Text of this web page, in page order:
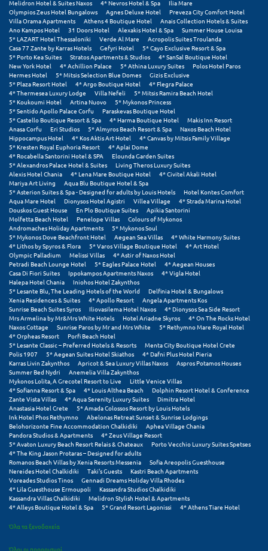
Πάργα
Παρνασσός
Πάρος
Πάτμος
Πάτρα
Παύλιανη
Πειραιάς
Πελοπόννησος
Πήλιο
Πιερία
Πλαταμώνας
Πλύτρα Λακωνίας
Πόρος
Πόρτο Χέλι
Πρέβεζα
Πύλος
Πύργος
Ρ
Ρέθυμνο
Ρίο
Ρόδος
Σ
Melidron Hotel & Suites Naxos
4* Nevros Hotel & Spa
Ilia Mare
Olympios Zeus Hotel Bungalows
Agnes Deluxe Hotel
Preveza City Comfort Hotel
Villa Orama Apartments
Athens 4 Boutique Hotel
Anais Collection Hotels & Suites
Ano Kampos Hotel
31 Doors Hotel Alexakis Hotel & Spa
Summer House Louisa
5* LAZART Hotel Thessaloniki
Verde Al Mare
Acropolis Suites Troulanda
Casa 77 Zante by Karras Hotels
Gefyri Hotel
5* Cayo Exclusive Resort & Spa
5* Porto Kea Suites
Stratos Apartments & Studios
4* SanSal Boutique Hotel
New York Hotel
4* Achillion Palace 5* Athina Luxury Suites
Polos Hotel Paros
Hermes Hotel
5* Mitsis Selection Blue Domes
Gizis Exclusive
5* Plaza Resort Hotel
4* Argo Boutique Hotel
4* Flegra Palace
4* Thermesea Luxury Lodge
Villa Nefeli
5* Mitsis Ramira Beach Hotel
5* Koukoumi Hotel
Artina Nuovo
5* Mykonos Princess
5* Sentido Apollo Palace Corfu
Paraskevas Boutique Hotel
5* Castello Boutique Resort & Spa
4* Harma Boutique Hotel
Makis Inn Resort
Anasa Corfu
Eri Studios 5* Almyros Beach Resort & Spa
Naxos Beach Hotel
Hippocampus Hotel
4* Kos Aktis Art Hotel
4* Canvas by Mitsis Family Village
5* Kresten Royal Euphoria Resort
4* Aplai Dome
4* Rocabella Santorini Hotel & SPA
Elounda Garden Suites
5* Alexandros Palace Hotel & Suites
Living Theros Luxury Suites
Alexis Hotel Chania
4* Lena Mare Boutique Hotel
4* Civitel Akali Hotel
Mariya Art Living
Aqua Blu Boutique Hotel & Spa
5* Asterion Suites & Spa - Designed for adults by Louis Hotels
Hotel Kontes Comfort
Aqua Mare Hotel
Dionysos Hotel Agistri Villea Village
4* Strada Marina Hotel
Douskos Guest House
En Plo Boutique Suites
Apikia Santorini
Molfetta Beach Hotel
Penelope Villas
Colours of Mykonos
Andromaches Holiday Apartments
5* Mykonos Soul
5* Mykonos Dove Beachfront Hotel
Aegean Sea Villas
4* White Harmony Suites
4* Lithos by Spyros & Flora
5* Varos Village Boutique Hotel
4* Art Hotel
Olympic Palladium
Melissi Villas
4* Astir of Naxos Hotel
Petradi Beach Lounge Hotel
5* Eagles Palace Hotel
4* Aegean Houses
Casa Di Fiori Suites
Ippokampos Apartments Naxos
4* Vigla Hotel
Halepa Hotel Chania
Iniohos Hotel Zakynthos
5* Lesante Blu, The Leading Hotels of the World
Delfinia Hotel & Bungalows
Xenia Residences & Suites
4* Apollo Resort
Angela Apartments Kos
Sunrise Beach Suites Syros
Iliovasilema Hotel Naxos
4* Dionysos Sea Side Resort
Mrs Armelina by Mr&Mrs White Hotels
Hotel Ariadne Skyros
4* On The Rocks Hotel
Naxos Cottage
Sunrise Paros by Mr and Mrs White
5* Rethymno Mare Royal Hotel
4* Orpheas Resort
Porfi Beach Hotel
5* Lesante Classic – Preferred Hotels & Resorts
Menta City Boutique Hotel Crete
Polis 1907
5* Aegean Suites Hotel Skiathos
4* Dafni Plus Hotel Pieria
Karras Livin Zakynthos
Apricot & Sea Luxury Villas Naxos
Aspros Potamos Houses
Summer Bed Nydri
Anemelia Villa Zakynthos
Mykonos Lolita, A Grecotel Resort to Live
Little Venice Villas
4* Sofianna Resort & Spa
4* Louis Althea Beach
Dolphin Resort Hotel & Conference
Zante Vista Villas
4* Aqua Serenity Luxury Suites
Dimitra Hotel
Anastasia Hotel Crete
5* Amada Colossos Resort by Louis Hotels
Ink Hotel Phos Rethymno
Abelonas Retreat Sunset & Sunrise Lodgings
Belohorizonte Fine Accommodation Chalkidiki
Aphea Village Chania
Pandora Studios & Apartments
4* Zeus Village Resort
5* Avaton Luxury Beach Resort Relais & Chateaux
Porto Vecchio Luxury Suites Spetses
4* The King Jason Protaras – Designed for adults
Romanos Beach Villas by Xenia Resorts Messenia
Sofia Areopolis Guesthouse
Nereides Hotel Chalkidiki
Taki's Guests
Kastri Beach Apartments
Voreades Studios Tinos
Gennadi Dreams Holiday Villa Rhodes
4* Lila Guesthouse Ermoupoli
Kassandra Studios Chalkidiki
Kassandra Villas Chalkidiki
Melidron Stylish Hotel & Apartments
4* Alleys Boutique Hotel & Spa
5* Grand Resort Lagonissi 4* Athens Tiare Hotel
Όλα τα ξενοδοχεία
Όλοι οι προορισμοί